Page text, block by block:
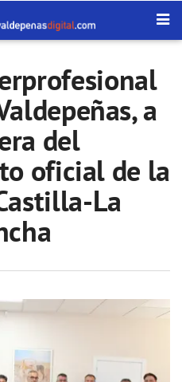
a
del
oficial de la
La